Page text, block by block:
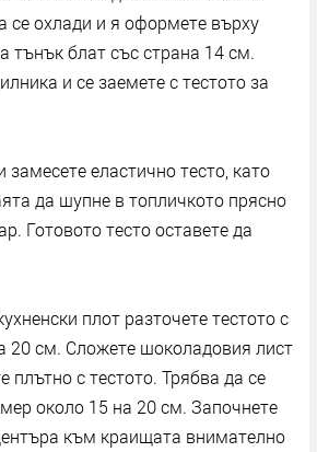
се охлади и я оформете върху
тънък блат със страна 14 см.
и се заемете с тестото за
замесете еластично тесто, като
да шупне в топличкото прясно
Готовото тесто оставете да
плот разточете тестото с
20 см. Сложете шоколадовия лист
плътно с тестото. Трябва да се
около 15 на 20 см. Започнете
към краищата внимателно